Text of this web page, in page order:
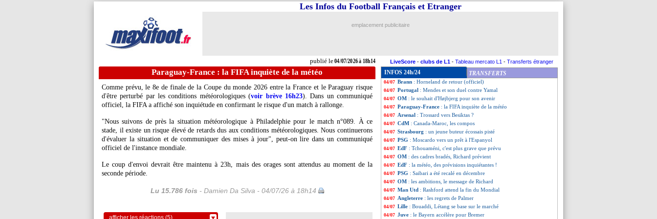
publié le04/07/2026 à 18h14
Les Infos du Football Français et Etranger
emplacement publicitaire
LiveScore - clubs de L1 - Tableau mercato L1 - Transferts étranger
Paraguay-France : la FIFA inquiète de la météo
Comme prévu, le 8e de finale de la Coupe du monde 2026 entre la France et le Paraguay risque
d'être perturbé par les conditions météorologiques (voir brève 16h23). Dans un communiqué
officiel, la FIFA a affiché son inquiétude en confirmant le risque d'un match à rallonge.
"Nous suivons de près la situation météorologique à Philadelphie pour le match n°089. À ce
stade, il existe un risque élevé de retards dus aux conditions météorologiques. Nous continuerons
d'évaluer la situation et de communiquer des mises à jour", peut-on lire dans un communiqué
officiel de l'instance mondiale.
Le coup d'envoi devrait être maintenu à 23h, mais des orages sont attendus au moment de la
seconde période.
Lu 15.786 fois - Damien Da Silva - 04/07/26 à 18h14
afficher les réactions (5)
INFOS 24h/24 TRANSFERTS
04/07 CdM: Canada 0-3 Maroc (fini)
04/07 TFC
04/07 Maroc: Saibari sort sur blessure
04/07 Notthingham : Glasner attendu sur le banc
04/07 Brann : Horneland de retour (officiel)
04/07 Portugal : Mendes et son duel contre Yamal
04/07 OM : le souhait d'Højbjerg pour son avenir
04/07 Paraguay-France : la FIFA inquiète de la météo
04/07 Arsenal : Trossard vers Besiktas ?
04/07 CdM : Canada-Maroc, les compos
04/07 Strasbourg : un jeune buteur écossais pisté
04/07 PSG : Moscardo vers un prêt à l'Espanyol
04/07 EdF : Tchouaméni, c'est plus grave que prévu
04/07 OM : des cadres bradés, Richard prévient
04/07 EdF : la météo, des prévisions inquiétantes !
04/07 PSG : Saibari a été recalé en décembre
04/07 OM : les ambitions, le message de Richard
04/07 Man Utd : Rashford attend la fin du Mondial
04/07 Angleterre : les regrets de Palmer
04/07 Lille : Bouaddi, Létang se base sur le marché
04/07 Juve : le Bayern accélère pour Bremer